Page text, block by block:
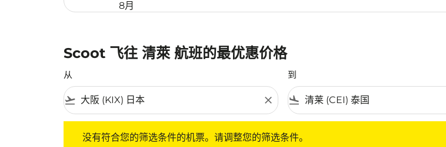
8月
Scoot 飞往 清萊 航班的最优惠价格
从
flight_takeoff close
到
flight_land
没有符合您的筛选条件的机票。请调整您的筛选条件。